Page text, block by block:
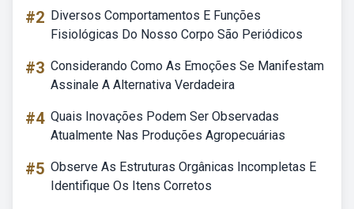
#2 Diversos Comportamentos E Funções
Fisiológicas Do Nosso Corpo São Periódicos
#3 Considerando Como As Emoções Se Manifestam
Assinale A Alternativa Verdadeira
#4 Quais Inovações Podem Ser Observadas
Atualmente Nas Produções Agropecuárias
#5 Observe As Estruturas Orgânicas Incompletas E
Identifique Os Itens Corretos